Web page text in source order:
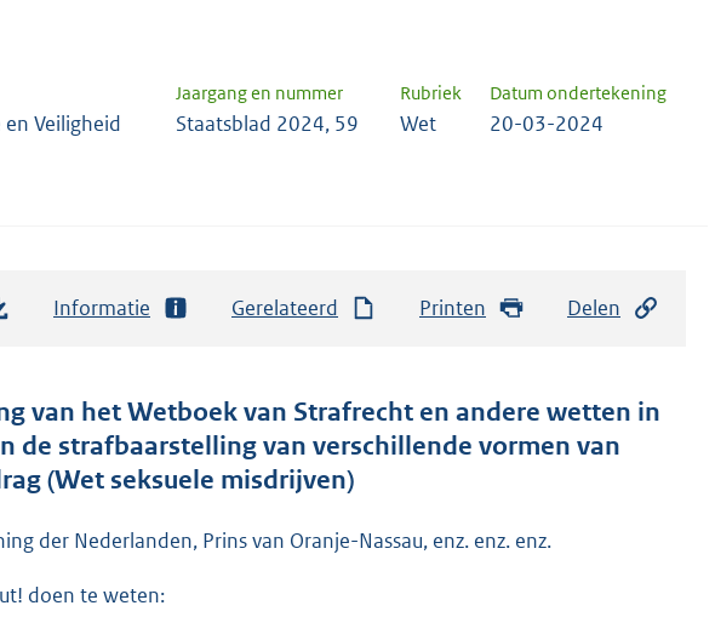
Jaargang en nummer Rubriek Datum ondertekening
Veiligheid Staatsblad 2024, 59 Wet 20-03-2024
Informatie Gerelateerd Printen Delen
van het Wetboek van Strafrecht en andere wetten in
de strafbaarstelling van verschillende vormen van
(Wet seksuele misdrijven)
der Nederlanden, Prins van Oranje-Nassau, enz. enz. enz.
doen te weten: